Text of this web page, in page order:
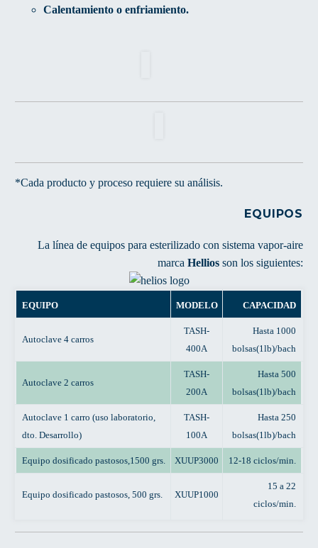
Calentamiento o enfriamiento.
*Cada producto y proceso requiere su análisis.
EQUIPOS
La línea de equipos para esterilizado con sistema vapor-aire
marca Hellios son los siguientes:
EQUIPO MODELO CAPACIDAD
Autoclave 4 carros
TASH-
400A
Hasta 1000
bolsas(1lb)/bach
Autoclave 2 carros
TASH-
200A
Hasta 500
bolsas(1lb)/bach
Autoclave 1 carro (uso laboratorio,
dto. Desarrollo)
TASH-
100A
Hasta 250
bolsas(1lb)/bach
Equipo dosificado pastosos,1500 grs. XUUP3000 12-18 ciclos/min.
Equipo dosificado pastosos, 500 grs. XUUP1000
15 a 22
ciclos/min.